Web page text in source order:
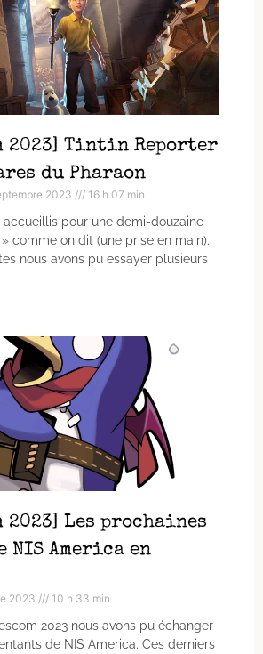
2023] Tintin Reporter
du Pharaon
2023 16 h 07 min
accueillis pour une demi-douzaine
comme on dit (une prise en main).
nous avons pu essayer plusieurs
2023] Les prochaines
NIS America en
2023 10 h 33 min
2023 nous avons pu échanger
de NIS America. Ces derniers